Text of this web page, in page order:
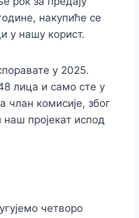
накупиће се
у нашу корист.
у 2025.
лица и само сте у
члан комисије, због
пројекат испод
четворо